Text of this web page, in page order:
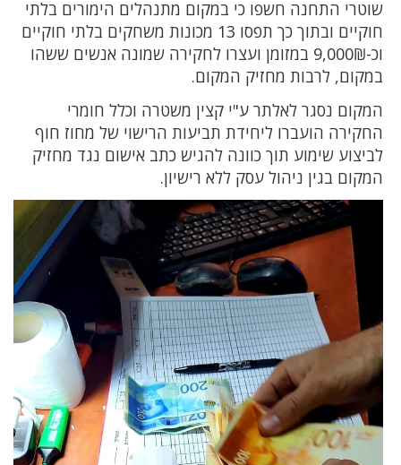
שוטרי התחנה חשפו כי במקום מתנהלים הימורים בלתי
חוקיים ובתוך כך תפסו 13 מכונות משחקים בלתי חוקיים
וכ-9,000₪ במזומן ועצרו לחקירה שמונה אנשים ששהו
במקום, לרבות מחזיק המקום.
המקום נסגר לאלתר ע"י קצין משטרה וכלל חומרי
החקירה הועברו ליחידת תביעות הרישוי של מחוז חוף
לביצוע שימוע תוך כוונה להגיש כתב אישום נגד מחזיק
המקום בגין ניהול עסק ללא רישיון.